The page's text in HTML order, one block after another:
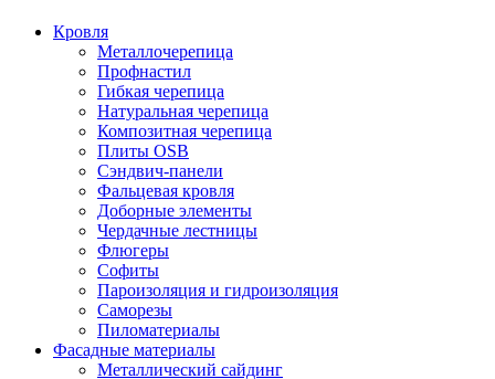
Кровля
Металлочерепица
Профнастил
Гибкая черепица
Натуральная черепица
Композитная черепица
Плиты OSB
Сэндвич-панели
Фальцевая кровля
Доборные элементы
Чердачные лестницы
Флюгеры
Софиты
Пароизоляция и гидроизоляция
Саморезы
Пиломатериалы
Фасадные материалы
Металлический сайдинг